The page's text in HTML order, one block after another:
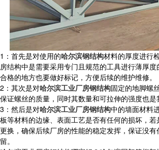
1：首先是对使用的哈尔滨钢结构材料的厚度进行
房结构中是需要采用专门且规范的工具进行薄厚
合格的地方也要做好标记，方便后续的维护维修。
2：其次是对哈尔滨工业厂房钢结构固定的地脚螺
保证螺丝的质量，同时其数量和可拉伸的强度也是
3：然后是对哈尔滨工业厂房钢结构中的墙面材料
板等材料的边缘、表面工艺是否有任何的损坏，
更换，确保后续厂房的性能的稳定发挥，保证没
留。